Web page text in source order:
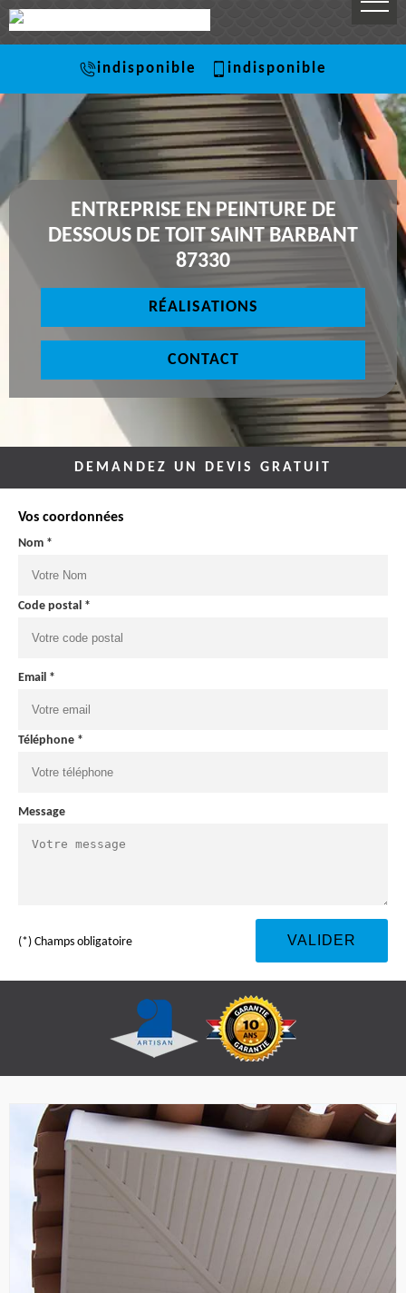
indisponible indisponible
ENTREPRISE EN PEINTURE DE
DESSOUS DE TOIT SAINT BARBANT
87330
RÉALISATIONS
CONTACT
DEMANDEZ UN DEVIS GRATUIT
Vos coordonnées
Nom *
Code postal *
Email *
Téléphone *
Message
(*) Champs obligatoire